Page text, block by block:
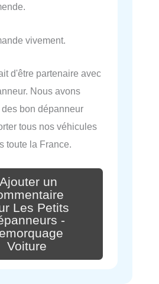
vivement.
d'être partenaire avec
Nous avons
bon dépanneur
tous nos véhicules
toute la France.
Ajouter un
Les Petits
-
Voiture